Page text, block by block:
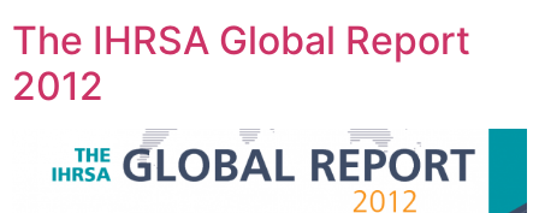
The IHRSA Global Report
2012